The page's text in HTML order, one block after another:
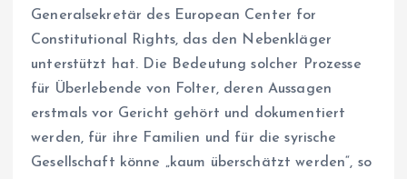
Generalsekretär des European Center for
Constitutional Rights, das den Nebenkläger
unterstützt hat. Die Bedeutung solcher Prozesse
für Überlebende von Folter, deren Aussagen
erstmals vor Gericht gehört und dokumentiert
werden, für ihre Familien und für die syrische
Gesellschaft könne „kaum überschätzt werden“, so